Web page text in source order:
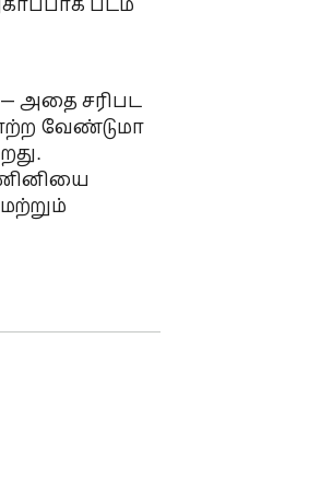
படம்
— அதை சரிபட
வேண்டுமா
JPG ஆக
சர்வரை